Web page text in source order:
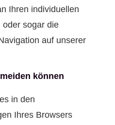
Ihren individuellen
oder sogar die
auf unserer
können
in den
Ihres Browsers